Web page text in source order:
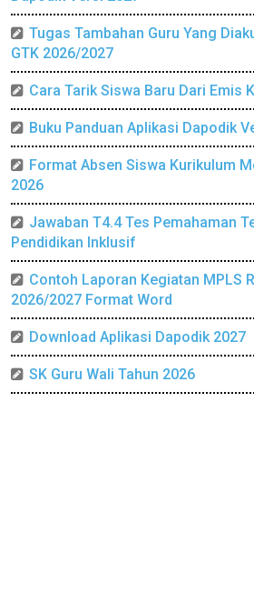
Tugas Tambahan Guru Yang
GTK 2026/2027
Cara Tarik Siswa Baru Dari Emis
Buku Panduan Aplikasi Dapodik
Format Absen Siswa Kurikulum
2026
Jawaban T4.4 Tes Pemahaman
Pendidikan Inklusif
Contoh Laporan Kegiatan MPLS
2026/2027 Format Word
Download Aplikasi Dapodik 2027
SK Guru Wali Tahun 2026